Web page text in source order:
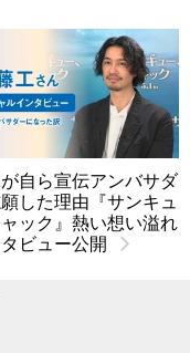
自ら宣伝アンバサダ
した理由『サンキュ
ック』熱い想い溢れ
ビュー公開